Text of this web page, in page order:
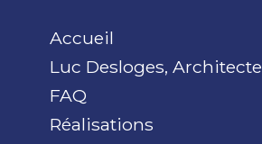
Accueil
Luc Desloges, Architecte
FAQ
Réalisations